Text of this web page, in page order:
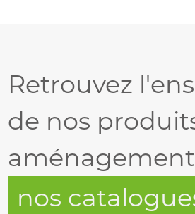
Retrouvez
de nos
nos